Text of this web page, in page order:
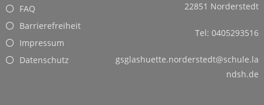
FAQ
Barrierefreiheit
Impressum
Datenschutz
22851 Norderstedt
Tel: 0405293516
gsglashuette.norderstedt@schule.la
ndsh.de